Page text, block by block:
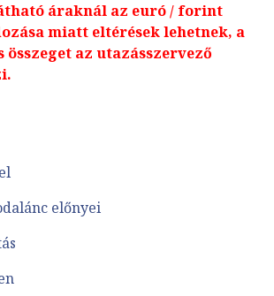
áraknál az euró / forint
miatt eltérések lehetnek, a
összeget az utazásszervező
előnyei